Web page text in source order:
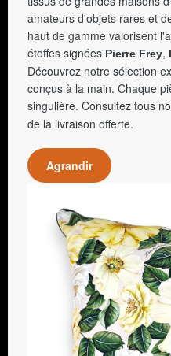
amateurs d'objets rares et
haut de gamme valorisent
étoffes signées Pierre Frey,
Découvrez notre sélection
conçus à la main. Chaque
singulière. Consultez tous
de la livraison offerte.
Agrandir